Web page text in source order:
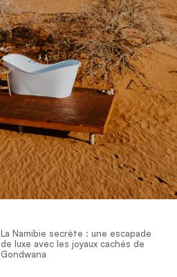
La Namibie secrète : une escapade
de luxe avec les joyaux cachés de
Gondwana